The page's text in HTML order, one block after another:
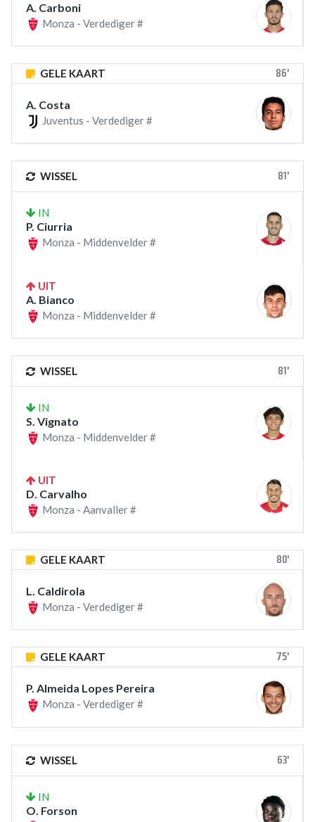
A. Carboni
Monza - Verdediger #
GELE KAART 86'
A. Costa
Juventus - Verdediger #
WISSEL 81'
IN
P. Ciurria
Monza - Middenvelder #
UIT
A. Bianco
Monza - Middenvelder #
WISSEL 81'
IN
S. Vignato
Monza - Middenvelder #
UIT
D. Carvalho
Monza - Aanvaller #
GELE KAART 80'
L. Caldirola
Monza - Verdediger #
GELE KAART 75'
P. Almeida Lopes Pereira
Monza - Verdediger #
WISSEL 63'
IN
O. Forson